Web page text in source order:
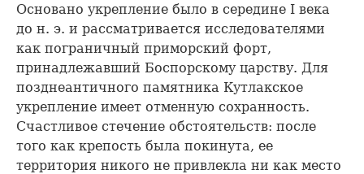
Основано укрепление было в середине I века
до н. э. и рассматривается исследователями
как пограничный приморский форт,
принадлежавший Боспорскому царству. Для
позднеантичного памятника Кутлакское
укрепление имеет отменную сохранность.
Счастливое стечение обстоятельств: после
того как крепость была покинута, ее
территория никого не привлекла ни как место